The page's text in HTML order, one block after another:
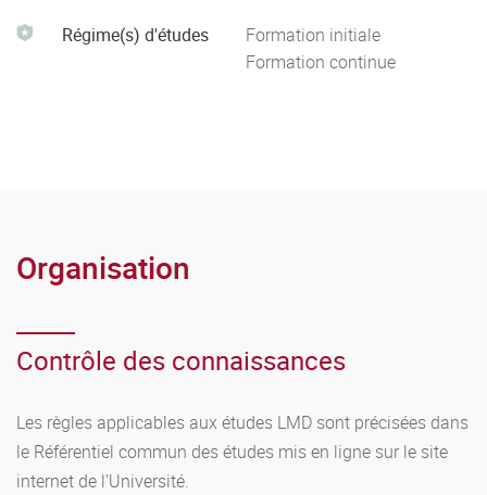
Régime(s) d'études
Formation initiale
Formation continue
Organisation
Contrôle des connaissances
Les règles applicables aux études LMD sont précisées dans
le Référentiel commun des études mis en ligne sur le site
internet de l’Université.